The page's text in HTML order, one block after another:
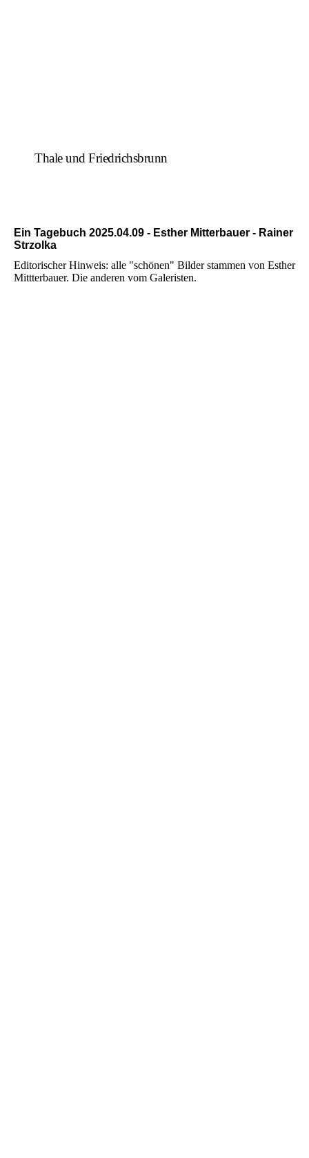
Thale und Friedrichsbrunn
Ein Tagebuch 2025.04.09 - Esther Mitterbauer - Rainer
Strzolka
Editorischer Hinweis: alle "schönen" Bilder stammen von Esther
Mittterbauer. Die anderen vom Galeristen.